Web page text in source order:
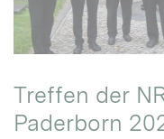
Treffen der
Paderborn